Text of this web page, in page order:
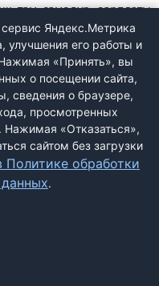
там самодур, зарплаты
ее лишить потому что
который так не кто
Яндекс.Метрика
улучшения его работы и
«Принять», вы
о посещении сайта,
сведения о браузере,
просмотренных
Нажимая «Отказаться»,
сайтом без загрузки
Политике обработки
.